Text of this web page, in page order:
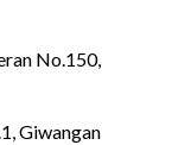
No.150,
Giwangan